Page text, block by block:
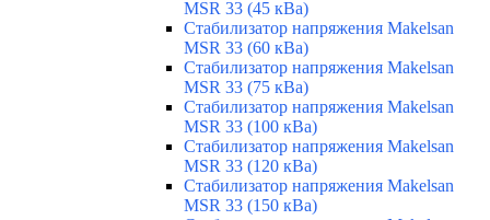
MSR 33 (45 кВа)
Стабилизатор напряжения Makelsan
MSR 33 (60 кВа)
Стабилизатор напряжения Makelsan
MSR 33 (75 кВа)
Стабилизатор напряжения Makelsan
MSR 33 (100 кВа)
Стабилизатор напряжения Makelsan
MSR 33 (120 кВа)
Стабилизатор напряжения Makelsan
MSR 33 (150 кВа)